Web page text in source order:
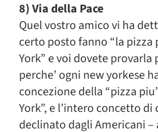
8) Via della Pace
Quel vostro amico vi ha
certo posto fanno “la pizza
York” e voi dovete provarla
perche’ ogni new yorkese
concezione della “pizza
York”, e l’intero concetto
declinato dagli Americani –